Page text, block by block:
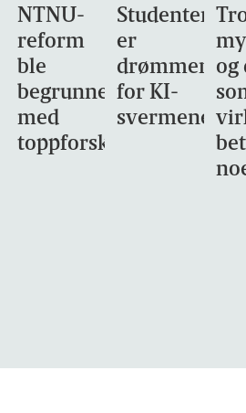
NTNU-
reform
ble
begrunnet
med
toppforskning
Studentene
er
for KI-
svermene
og